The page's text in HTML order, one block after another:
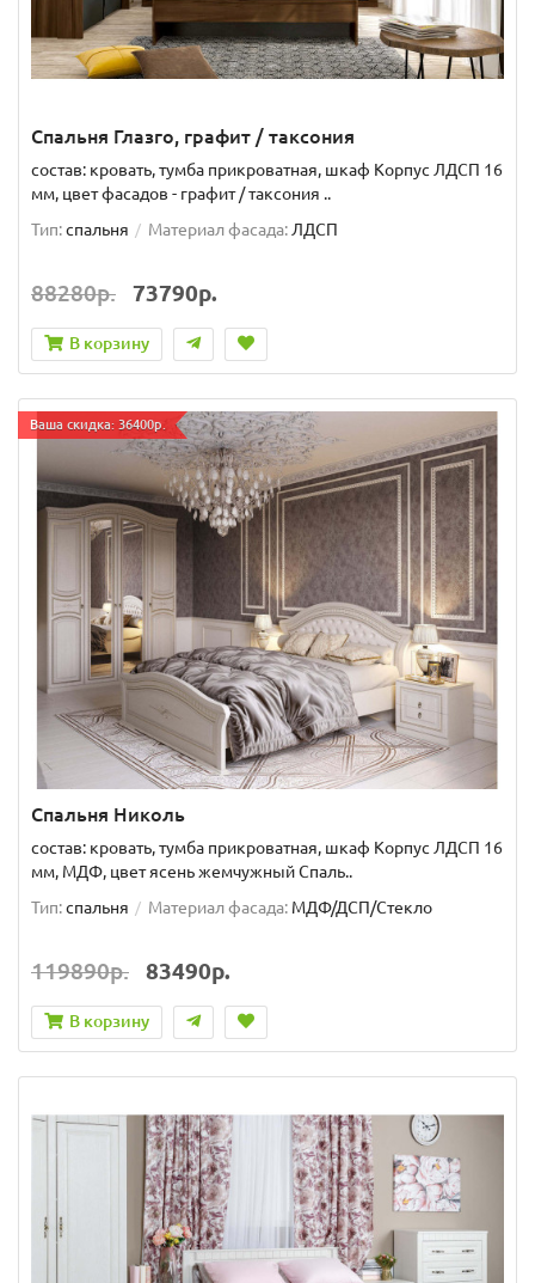
Спальня Глазго, графит / таксония
состав: кровать, тумба прикроватная, шкаф Корпус ЛДСП 16
мм, цвет фасадов - графит / таксония ..
Тип:спальня Материал фасада: ЛДСП
88280р. 73790р.
В корзину
Ваша скидка: 36400р.
Спальня Николь
состав: кровать, тумба прикроватная, шкаф Корпус ЛДСП 16
мм, МДФ, цвет ясень жемчужный Спаль..
Тип:спальня Материал фасада: МДФ/ДСП/Стекло
119890р. 83490р.
В корзину